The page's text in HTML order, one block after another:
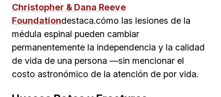
Christopher & Dana Reeve
Foundationdestaca.cómo las lesiones de la
médula espinal pueden cambiar
permanentemente la independencia y la calidad
de vida de una persona —sin mencionar el
costo astronómico de la atención de por vida.